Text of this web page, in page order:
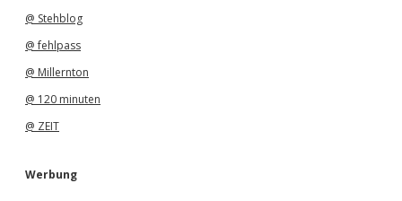
@ Stehblog
@ fehlpass
@ Millernton
@ 120 minuten
@ ZEIT
Werbung